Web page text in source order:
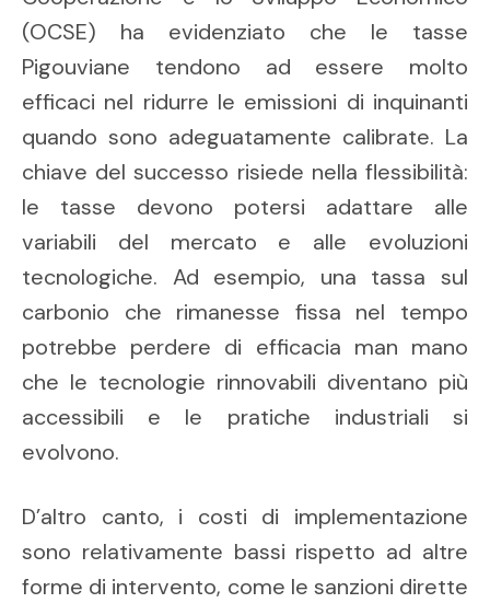
(OCSE) ha evidenziato che le tasse
Pigouviane tendono ad essere molto
efficaci nel ridurre le emissioni di inquinanti
quando sono adeguatamente calibrate. La
chiave del successo risiede nella flessibilità:
le tasse devono potersi adattare alle
variabili del mercato e alle evoluzioni
tecnologiche. Ad esempio, una tassa sul
carbonio che rimanesse fissa nel tempo
potrebbe perdere di efficacia man mano
che le tecnologie rinnovabili diventano più
accessibili e le pratiche industriali si
evolvono.
D’altro canto, i costi di implementazione
sono relativamente bassi rispetto ad altre
forme di intervento, come le sanzioni dirette